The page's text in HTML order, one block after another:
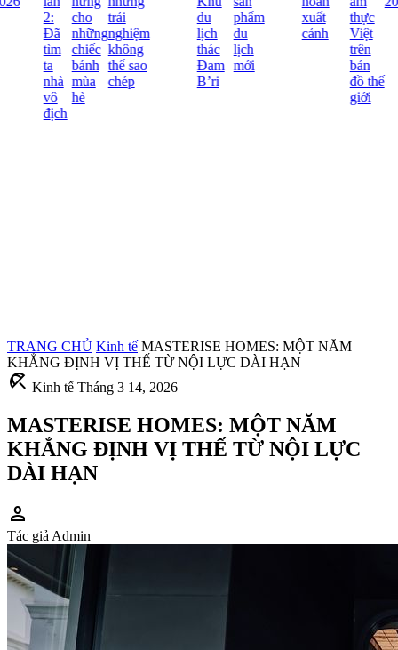
2:
Đã
tìm
ta
nhà
vô
địch
cho
những
chiếc
bánh
mùa
hè
trải
nghiệm
không
thể sao
chép
du
lịch
thác
Đam
B’ri
phẩm
du
lịch
mới
xuất
cảnh
thực
Việt
trên
bản
đồ thế
giới
TRANG CHỦ Kinh tế MASTERISE HOMES: MỘT NĂM
KHẲNG ĐỊNH VỊ THẾ TỪ NỘI LỰC DÀI HẠN
beach_access Kinh tế Tháng 3 14, 2026
MASTERISE HOMES: MỘT NĂM
KHẲNG ĐỊNH VỊ THẾ TỪ NỘI LỰC
DÀI HẠN
person
Tác giả Admin